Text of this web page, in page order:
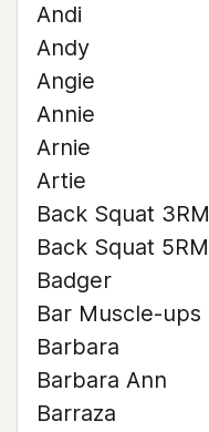
Andi
Andy
Angie
Annie
Arnie
Artie
Back Squat 3RM
Back Squat 5RM
Badger
Bar Muscle-ups
Barbara
Barbara Ann
Barraza